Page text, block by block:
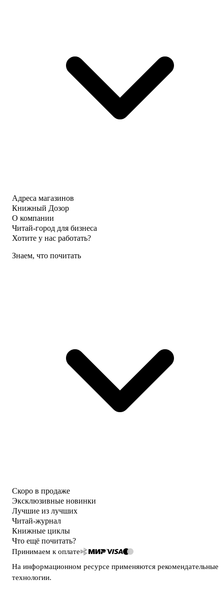
Адреса магазинов
Книжный Дозор
О компании
Читай-город для бизнеса
Хотите у нас работать?
Знаем, что почитать
Скоро в продаже
Эксклюзивные новинки
Лучшие из лучших
Читай-журнал
Книжные циклы
Что ещё почитать?
Принимаем к оплате
На информационном ресурсе применяются рекомендательные
технологии.